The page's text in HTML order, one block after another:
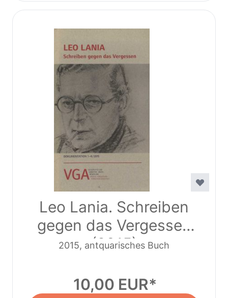
Leo Lania. Schreiben
gegen das Vergessen
(2015)
2015, antquarisches Buch
10,00 EUR